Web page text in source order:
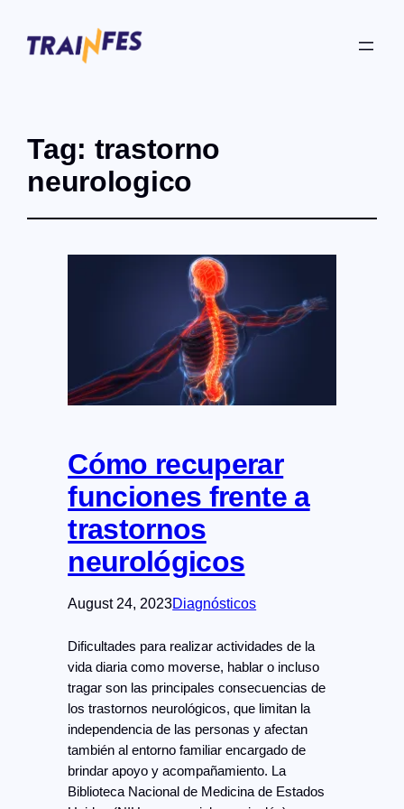
Tag: trastorno
neurologico
Cómo recuperar
funciones frente a
trastornos
neurológicos
August 24, 2023Diagnósticos
Dificultades para realizar actividades de la
vida diaria como moverse, hablar o incluso
tragar son las principales consecuencias de
los trastornos neurológicos, que limitan la
independencia de las personas y afectan
también al entorno familiar encargado de
brindar apoyo y acompañamiento. La
Biblioteca Nacional de Medicina de Estados